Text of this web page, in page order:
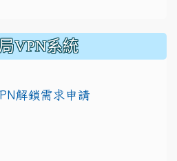
VPN系統
解鎖需求申請